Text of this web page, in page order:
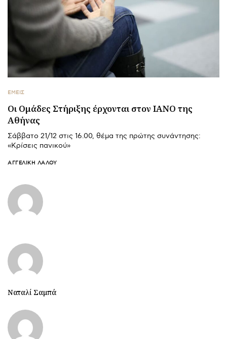
ΕΜΕΙΣ
Οι Ομάδες Στήριξης έρχονται στον ΙΑΝΟ της
Αθήνας
Σάββατο 21/12 στις 16.00, θέμα της πρώτης συνάντησης:
«Κρίσεις πανικού»
ΑΓΓΕΛΙΚΉ ΛΆΛΟΥ
Ναταλί Σαμπά